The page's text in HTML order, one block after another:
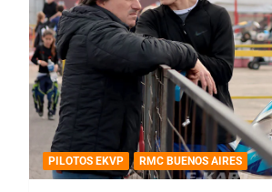
PILOTOS EKVP RMC BUENOS AIRES